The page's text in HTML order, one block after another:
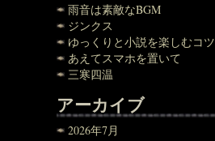
雨音は素敵なBGM
ジンクス
ゆっくりと小説を楽しむコツ
あえてスマホを置いて
三寒四温
アーカイブ
2026年7月